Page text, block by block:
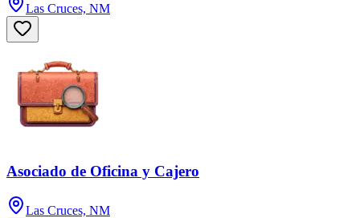
Las Cruces, NM
Asociado de Oficina y Cajero
Las Cruces, NM